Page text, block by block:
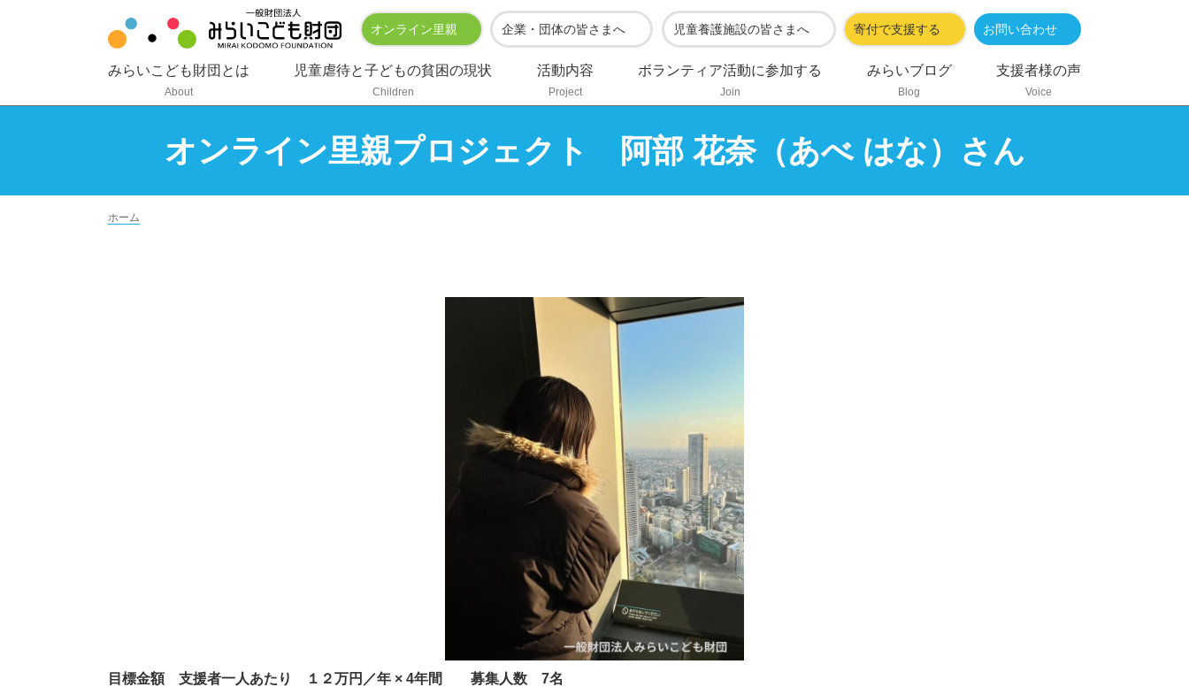
オンライン里親 企業・団体の皆さまへ 児童養護施設の皆さまへ 寄付で支援する お問い合わせ
みらいこども財団とは
About
児童虐待と子どもの貧困の現状
Children
活動内容
Project
ボランティア活動に参加する
Join
みらいブログ
Blog
支援者様の声
Voice
オンライン里親プロジェクト 阿部 花奈（あべ はな）さん
ホーム
目標金額 支援者一人あたり １２万円／年 × 4年間 募集人数 7名